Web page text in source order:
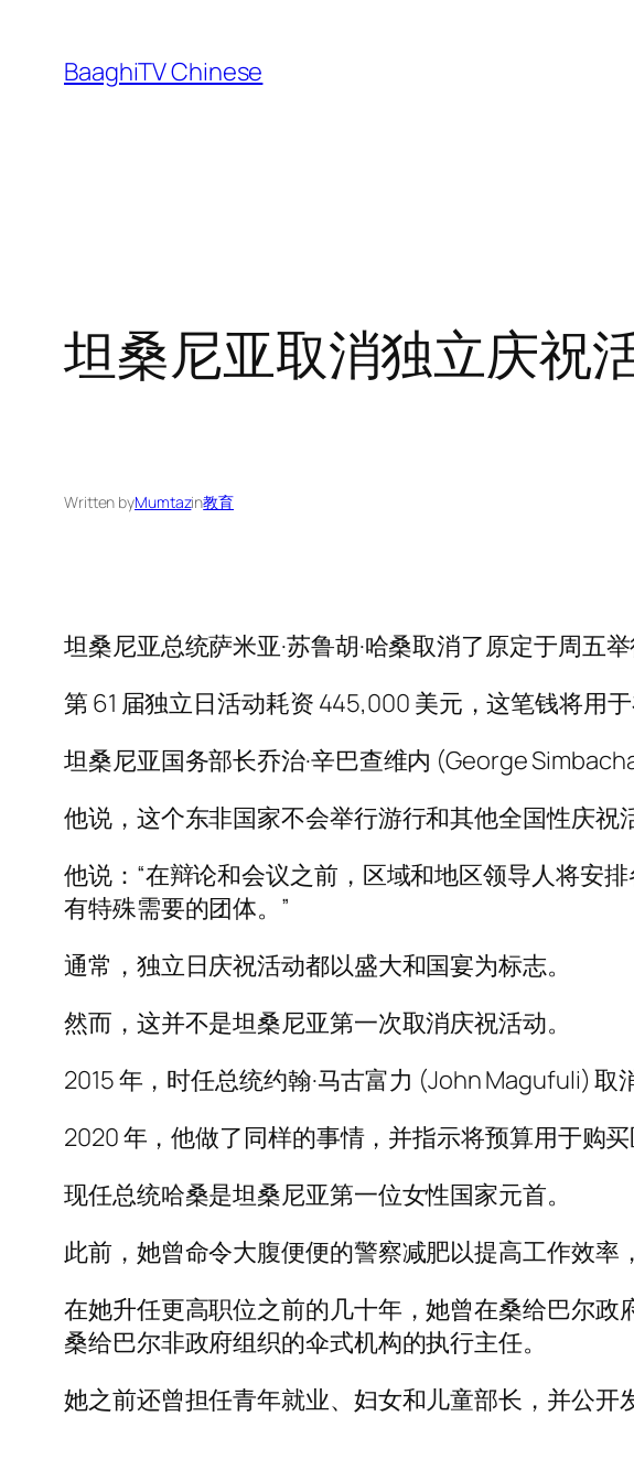
content
BaaghiTV Chinese
坦桑尼亚取消独立庆祝
Written byMumtazin教育
坦桑尼亚总统萨米亚·苏鲁胡·哈桑取消了原定于周五
第 61 届独立日活动耗资 445,000 美元，这笔钱将用
坦桑尼亚国务部长乔治·辛巴查维内 (George
他说，这个东非国家不会举行游行和其他全国性庆祝
他说：“在辩论和会议之前，区域和地区领导人将安
有特殊需要的团体。”
通常，独立日庆祝活动都以盛大和国宴为标志。
然而，这并不是坦桑尼亚第一次取消庆祝活动。
2015 年，时任总统约翰·马古富力 (John Magufuli)
2020 年，他做了同样的事情，并指示将预算用于购买
现任总统哈桑是坦桑尼亚第一位女性国家元首。
此前，她曾命令大腹便便的警察减肥以提高工作效率
在她升任更高职位之前的几十年，她曾在桑给巴尔
桑给巴尔非政府组织的伞式机构的执行主任。
她之前还曾担任青年就业、妇女和儿童部长，并公开